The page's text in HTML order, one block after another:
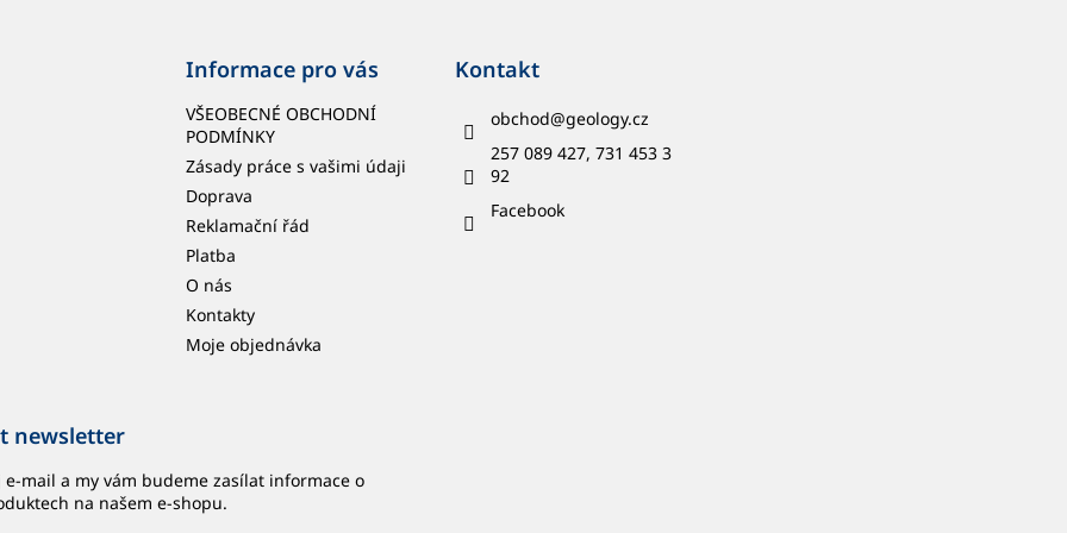
Informace pro vás
VŠEOBECNÉ OBCHODNÍ
PODMÍNKY
Zásady práce s vašimi údaji
Doprava
Reklamační řád
Platba
O nás
Kontakty
Moje objednávka
Kontakt
obchod@geology.cz
257 089 427, 731 453 3
92
Facebook
newsletter
e-mail a my vám budeme zasílat informace o
na našem e-shopu.